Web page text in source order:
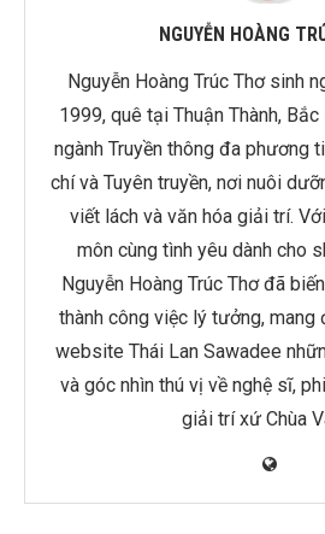
NGUYỄN HOÀNG
Nguyễn Hoàng Trúc Thơ sinh
1999, quê tại Thuận Thành,
ngành Truyền thông đa phương
chí và Tuyên truyền, nơi nuôi
viết lách và văn hóa giải trí.
môn cùng tình yêu dành cho
Nguyễn Hoàng Trúc Thơ đã
thành công việc lý tưởng,
website Thái Lan Sawadee
và góc nhìn thú vị về nghệ sĩ,
giải trí xứ Chùa